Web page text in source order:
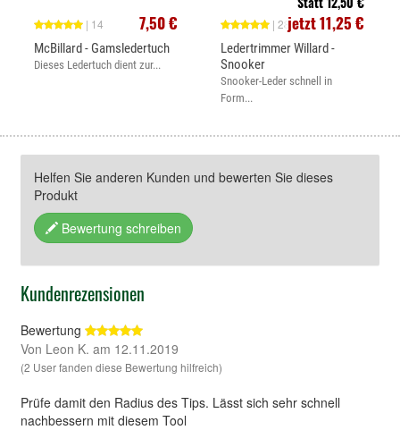
7,50 €
| 14
McBillard - Gamsledertuch
Dieses Ledertuch dient zur...
jetzt 11,25 €
| 28
Ledertrimmer Willard -
Snooker
Snooker-Leder schnell in
Form...
Helfen Sie anderen Kunden und bewerten Sie dieses
Produkt
Bewertung schreiben
Kundenrezensionen
Bewertung
Von Leon K. am 12.11.2019
(2 User fanden diese Bewertung hilfreich)
Prüfe damit den Radius des Tips. Lässt sich sehr schnell
nachbessern mit diesem Tool